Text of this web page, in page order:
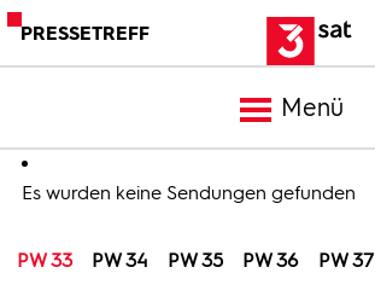
PRESSETREFF
Menü
Meldungen
Programm
Es wurden keine Sendungen gefunden
PW 33 PW 34 PW 35 PW 36 PW 37